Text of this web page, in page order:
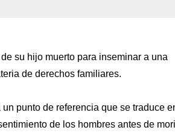
su hijo muerto para inseminar a una
de derechos familiares.
punto de referencia que se traduce
de los hombres antes de